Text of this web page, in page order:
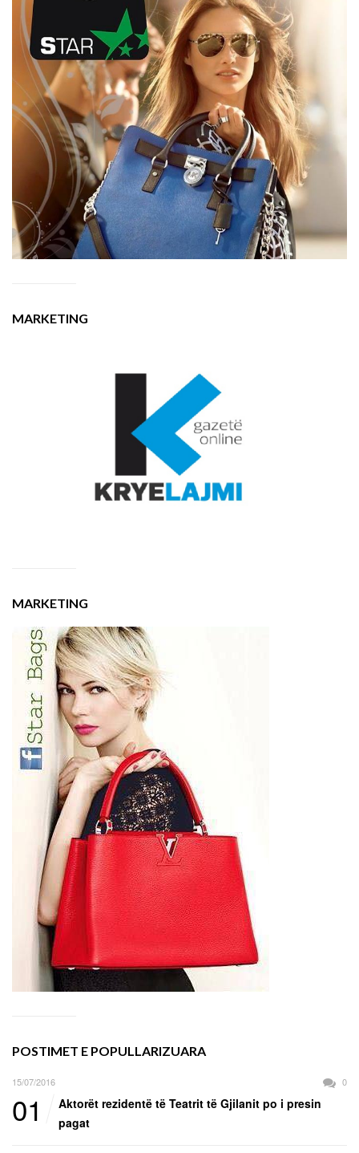
MARKETING
MARKETING
POSTIMET E POPULLARIZUARA
15/07/2016 0
01
Aktorët rezidentë të Teatrit të Gjilanit po i presin
pagat